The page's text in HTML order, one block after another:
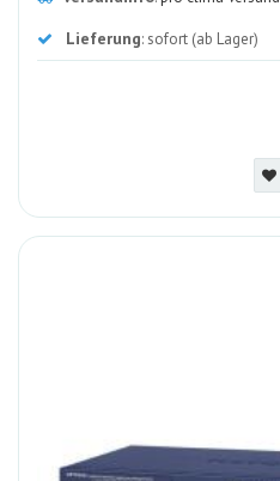
Lieferung: sofort (ab Lager)